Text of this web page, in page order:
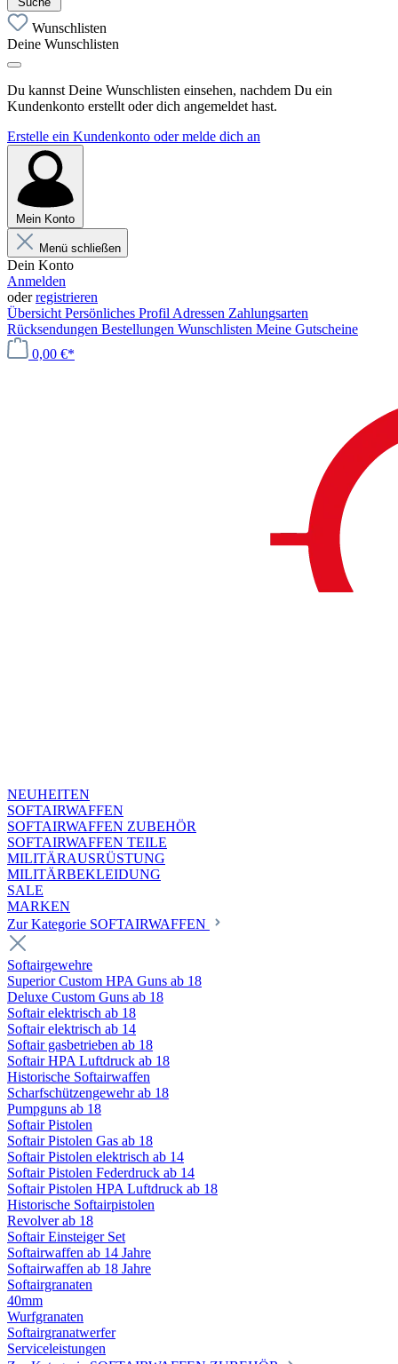
Wunschlisten
Deine Wunschlisten
Du kannst Deine Wunschlisten einsehen, nachdem Du ein
Kundenkonto erstellt oder dich angemeldet hast.
Erstelle ein Kundenkonto oder melde dich an
Mein Konto
Menü schließen
Dein Konto
Anmelden
oderregistrieren
Übersicht Persönliches Profil Adressen Zahlungsarten
Rücksendungen Bestellungen Wunschlisten Meine Gutscheine
0,00 €*
NEUHEITEN
SOFTAIRWAFFEN
SOFTAIRWAFFEN ZUBEHÖR
SOFTAIRWAFFEN TEILE
MILITÄRAUSRÜSTUNG
MILITÄRBEKLEIDUNG
SALE
MARKEN
Zur Kategorie SOFTAIRWAFFEN
Softairgewehre
Superior Custom HPA Guns ab 18
Deluxe Custom Guns ab 18
Softair elektrisch ab 18
Softair elektrisch ab 14
Softair gasbetrieben ab 18
Softair HPA Luftdruck ab 18
Historische Softairwaffen
Scharfschützengewehr ab 18
Pumpguns ab 18
Softair Pistolen
Softair Pistolen Gas ab 18
Softair Pistolen elektrisch ab 14
Softair Pistolen Federdruck ab 14
Softair Pistolen HPA Luftdruck ab 18
Historische Softairpistolen
Revolver ab 18
Softair Einsteiger Set
Softairwaffen ab 14 Jahre
Softairwaffen ab 18 Jahre
Softairgranaten
40mm
Wurfgranaten
Softairgranatwerfer
Serviceleistungen